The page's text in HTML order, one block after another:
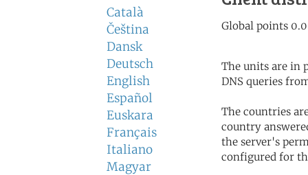
Català
Čeština
Dansk
Deutsch
English
Español
Euskara
Français
Italiano
Magyar
The units are in
DNS queries
The countries
country
the server's
configured for